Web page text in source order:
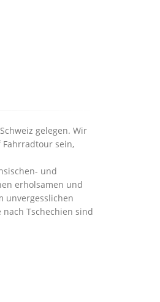
gelegen. Wir
sein,
und
erholsamen und
unvergesslichen
Tschechien sind